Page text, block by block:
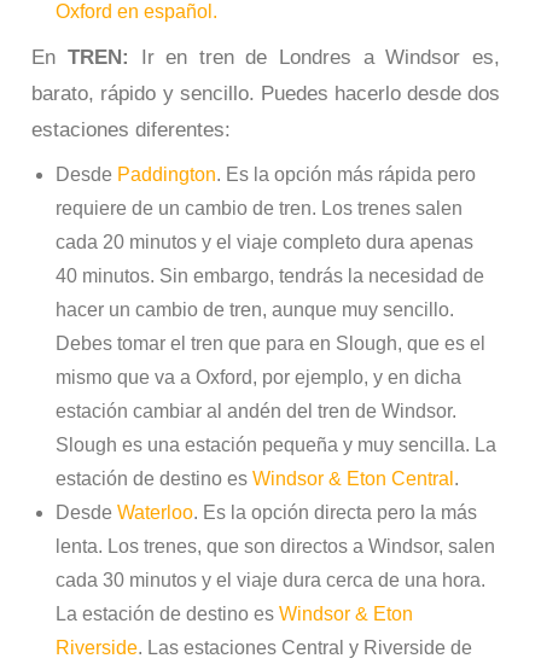
Oxford en español.
EnTREN:
Ir en tren de Londres a Windsor es,
barato, rápido y sencillo. Puedes hacerlo desde dos
estaciones diferentes:
Desde Paddington. Es la opción más rápida pero
requiere de un cambio de tren. Los trenes salen
cada 20 minutos y el viaje completo dura apenas
40 minutos. Sin embargo, tendrás la necesidad de
hacer un cambio de tren, aunque muy sencillo.
Debes tomar el tren que para en Slough, que es el
mismo que va a Oxford, por ejemplo, y en dicha
estación cambiar al andén del tren de Windsor.
Slough es una estación pequeña y muy sencilla. La
estación de destino esWindsor& Eton Central .
DesdeWaterloo. Es la opción directa pero la más
lenta. Los trenes, que son directos a Windsor, salen
cada 30 minutos y el viaje dura cerca de una hora.
La estación de destino esWindsor& Eton
Riverside. Las estaciones Central y Riverside de